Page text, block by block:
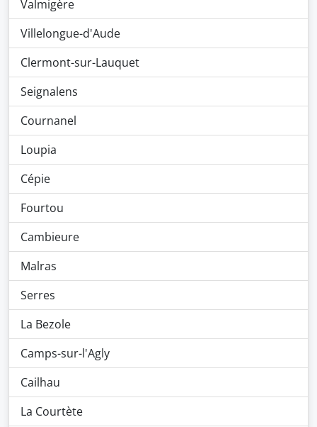
Valmigère
Villelongue-d'Aude
Clermont-sur-Lauquet
Seignalens
Cournanel
Loupia
Cépie
Fourtou
Cambieure
Malras
Serres
La Bezole
Camps-sur-l'Agly
Cailhau
La Courtète